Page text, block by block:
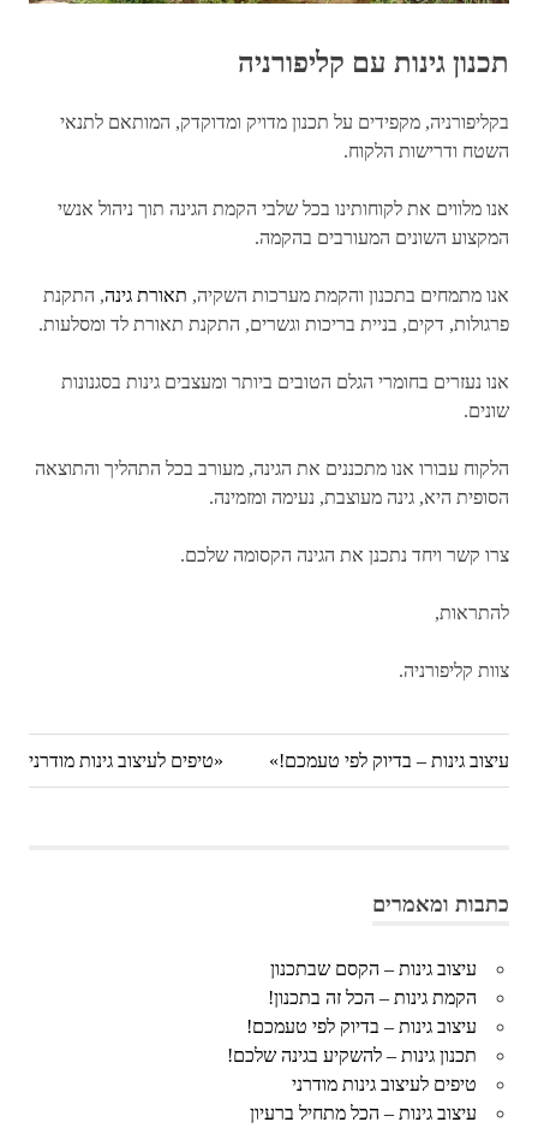
תכנון גינות עם קליפורניה
בקליפורניה, מקפידים על תכנון מדויק ומדוקדק, המותאם לתנאי
השטח ודרישות הלקוח.
אנו מלווים את לקוחותינו בכל שלבי הקמת הגינה תוך ניהול אנשי
המקצוע השונים המעורבים בהקמה.
אנו מתמחים בתכנון והקמת מערכות השקיה, תאורת גינה, התקנת
פרגולות, דקים, בניית בריכות וגשרים, התקנת תאורת לד ומסלעות.
אנו נעזרים בחומרי הגלם הטובים ביותר ומעצבים גינות בסגנונות
שונים.
הלקוח עבורו אנו מתכננים את הגינה, מעורב בכל התהליך והתוצאה
הסופית היא, גינה מעוצבת, נעימה ומזמינה.
צרו קשר ויחד נתכנן את הגינה הקסומה שלכם.
להתראות,
צוות קליפורניה.
ניווט
Previous
Post:
טיפים לעיצוב גינות מודרני
Next
Post:
עיצוב גינות – בדיוק לפי טעמכם!
כתבות ומאמרים
עיצוב גינות – הקסם שבתכנון
הקמת גינות – הכל זה בתכנון!
עיצוב גינות – בדיוק לפי טעמכם!
תכנון גינות – להשקיע בגינה שלכם!
טיפים לעיצוב גינות מודרני
עיצוב גינות – הכל מתחיל ברעיון